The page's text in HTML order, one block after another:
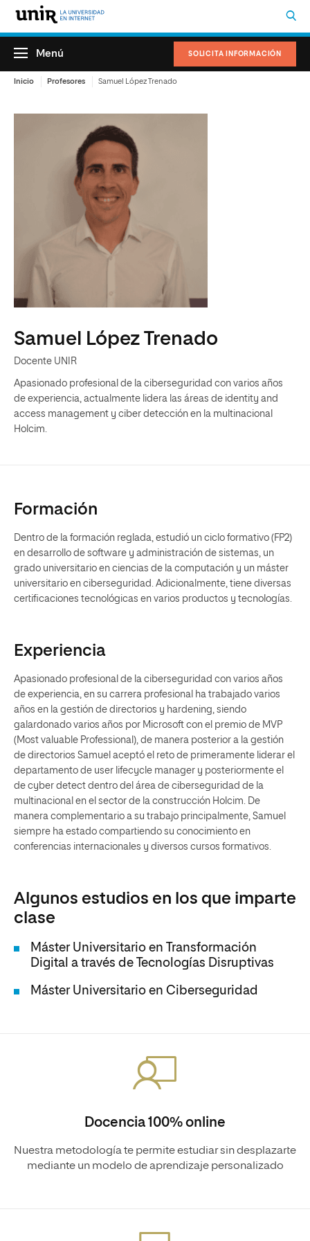
SOLICITA INFORMACIÓN
Menú
Inicio Profesores Samuel López Trenado
Samuel López Trenado
Docente UNIR
Apasionado profesional de la ciberseguridad con varios años
de experiencia, actualmente lidera las áreas de identity and
access management y ciber detección en la multinacional
Holcim.
Formación
Dentro de la formación reglada, estudió un ciclo formativo (FP2)
en desarrollo de software y administración de sistemas, un
grado universitario en ciencias de la computación y un máster
universitario en ciberseguridad. Adicionalmente, tiene diversas
certificaciones tecnológicas en varios productos y tecnologías.
Experiencia
Apasionado profesional de la ciberseguridad con varios años
de experiencia, en su carrera profesional ha trabajado varios
años en la gestión de directorios y hardening, siendo
galardonado varios años por Microsoft con el premio de MVP
(Most valuable Professional), de manera posterior a la gestión
de directorios Samuel aceptó el reto de primeramente liderar el
departamento de user lifecycle manager y posteriormente el
de cyber detect dentro del área de ciberseguridad de la
multinacional en el sector de la construcción Holcim. De
manera complementario a su trabajo principalmente, Samuel
siempre ha estado compartiendo su conocimiento en
conferencias internacionales y diversos cursos formativos.
Algunos estudios en los que imparte
clase
Máster Universitario en Transformación
Digital a través de Tecnologías Disruptivas
Máster Universitario en Ciberseguridad
Docencia 100% online
Nuestra metodología te permite estudiar sin desplazarte
mediante un modelo de aprendizaje personalizado